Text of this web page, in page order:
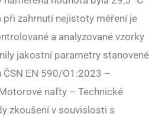
zahrnutí nejistoty měření je
a analyzované vzorky
jakostní parametry stanovené
EN 590/O1:2023 –
nafty – Technické
zkoušení v souvislosti s